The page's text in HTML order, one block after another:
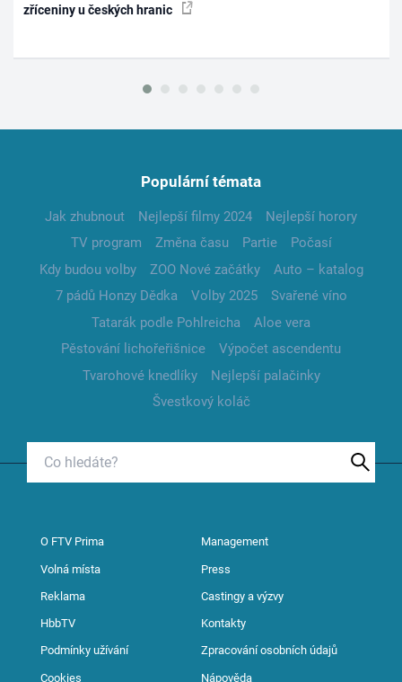
zříceniny u českých hranic
Populární témata
Jak zhubnout Nejlepší filmy 2024
Nejlepší horory
TV program
Změna času Partie
Počasí
Kdy budou volby
ZOO Nové začátky
Auto – katalog
7 pádů Honzy Dědka
Volby 2025
Svařené víno
Tatarák podle Pohlreicha
Aloe vera
Pěstování lichořeřišnice
Výpočet ascendentu
Tvarohové knedlíky
Nejlepší palačinky
Švestkový koláč
O FTV Prima Management
Volná místa Press
Reklama Castingy a výzvy
HbbTV Kontakty
Podmínky užívání Zpracování osobních údajů
Cookies Nápověda